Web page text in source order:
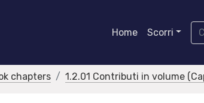
Home Scorri
chapters 1.2.01 Contributi in volume